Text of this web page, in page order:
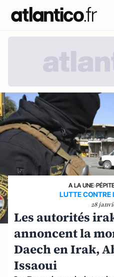
A LA UNE›
LUTTE CONTRE
28
Les autorités
annoncent la
Daech en Irak,
Issaoui